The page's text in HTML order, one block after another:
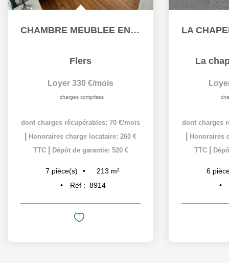
CHAMBRE MEUBLEE EN COLOCATION
Flers
Loyer 330 €/mois
charges comprises
dont charges récupérables: 70 €/mois
Honoraires charge locataire: 260 €
TTC
Dépôt de garantie: 520 €
7 pièce(s) 213 m²
Réf : 8914
La
dont charges
Honoraires
TTC
6